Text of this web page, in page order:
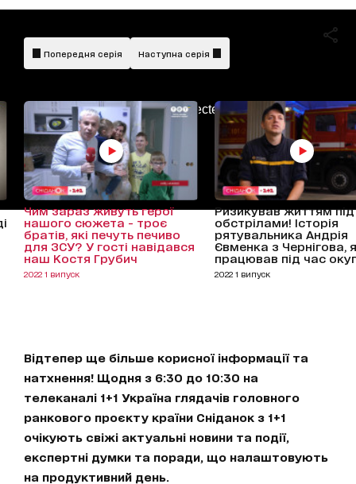
AdBlockDetected!
Попередня серія Наступна серія
Чим зараз живуть герої
нашого сюжета - троє
братів, які печуть печиво
для ЗСУ? У гості навідався
наш Костя Грубич
2022 1 випуск
Ризикував життям під
обстрілами! Історія
рятувальника Андрія
Євменка з Чернігова,
працював під час
2022 1 випуск
Відтепер ще більше корисної інформації та
натхнення! Щодня з 6:30 до 10:30 на
телеканалі 1+1 Україна глядачів головного
ранкового проєкту країни Сніданок з 1+1
очікують свіжі актуальні новини та події,
експертні думки та поради, що налаштовують
на продуктивний день.